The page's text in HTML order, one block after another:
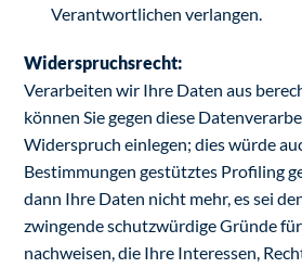
Verantwortlichen verlangen.
Widerspruchsrecht:
Verarbeiten wir Ihre Daten aus
können Sie gegen diese
Widerspruch einlegen; dies würde
Bestimmungen gestütztes Profiling
dann Ihre Daten nicht mehr, es sei
zwingende schutzwürdige Gründe
nachweisen, die Ihre Interessen,